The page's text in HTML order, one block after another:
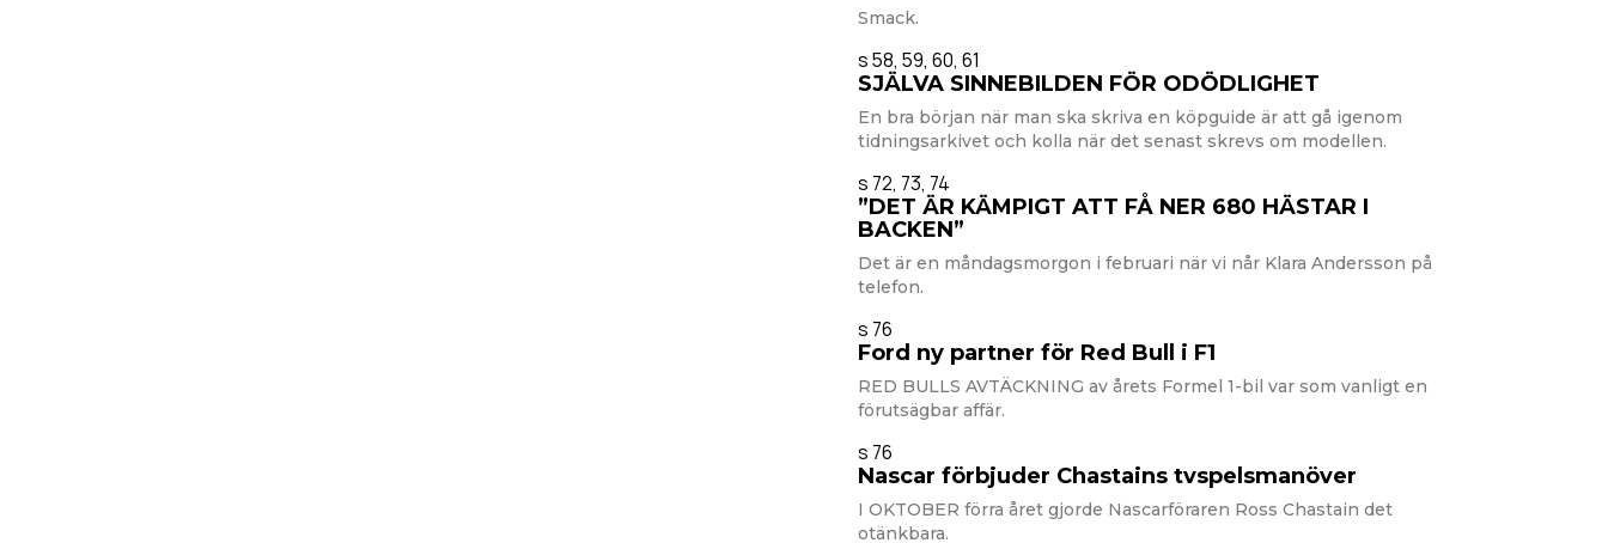
Smack.
s 58, 59, 60, 61
SJÄLVA SINNEBILDEN FÖR ODÖDLIGHET
En bra början när man ska skriva en köpguide är att gå igenom
tidningsarkivet och kolla när det senast skrevs om modellen.
s 72, 73, 74
”DET ÄR KÄMPIGT ATT FÅ NER 680 HÄSTAR I
BACKEN”
Det är en måndagsmorgon i februari när vi når Klara Andersson på
telefon.
s 76
Ford ny partner för Red Bull i F1
RED BULLS AVTÄCKNING av årets Formel 1-bil var som vanligt en
förutsägbar affär.
s 76
Nascar förbjuder Chastains tvspelsmanöver
I OKTOBER förra året gjorde Nascarföraren Ross Chastain det
otänkbara.